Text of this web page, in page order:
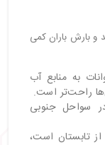
بارش باران کمی
به منابع آب
راحت‌تر است.
سواحل جنوبی
تابستان است،